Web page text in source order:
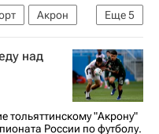
Еще5
Акрон
Москва
по футболу)
над
тольяттинскому "Акрону"
России по футболу.